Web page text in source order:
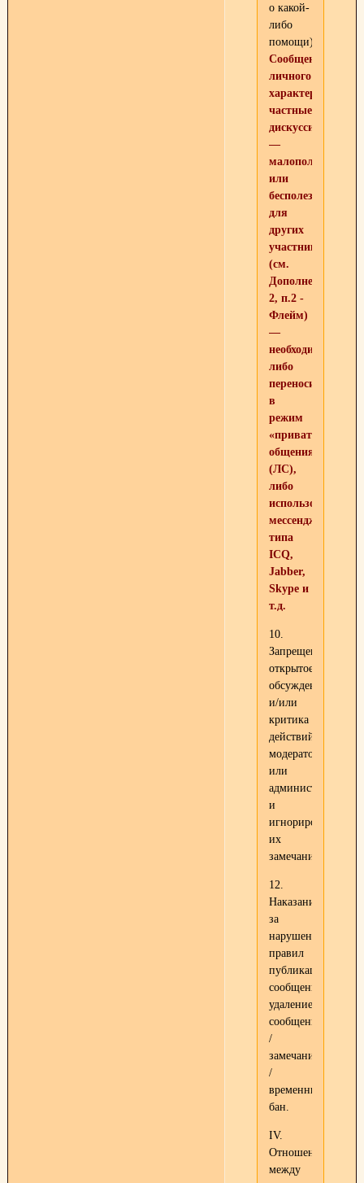
о какой-
либо
помощи).
Сообщения
личного
характера,
частные
дискуссии
—
малополезные
или
бесполезные
для
других
участников
(см.
Дополнение
2, п.2 -
Флейм)
—
необходимо
либо
переносить
в
режим
«приват-
общения»
(ЛС),
либо
использовать
мессенджеры
типа
ICQ,
Jabber,
Skype и
т.д.
10.
Запрещено
открытое
обсуждение
и/или
критика
действий
модераторов
или
администраторов
и
игнорирование
их
замечаний.
12.
Наказание
за
нарушение
правил
публикации
сообщений:
удаление
сообщения
/
замечание
/
временный
бан.
IV.
Отношения
между